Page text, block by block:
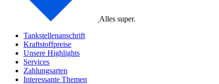
Alles super.
Tankstellenanschrift
Kraftstoffpreise
Unsere Highlights
Services
Zahlungsarten
Interessante Themen